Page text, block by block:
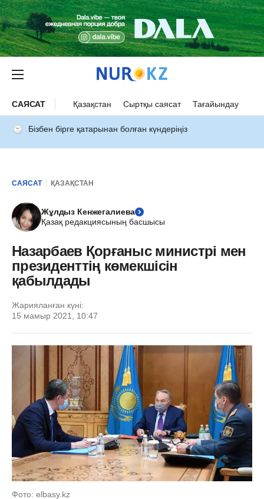
САЯСАТ Қазақстан Сыртқы саясат Тағайындау
Бізбен бірге қатарынан болған күндеріңіз
САЯСАТ ҚАЗАҚСТАН
Жұлдыз Кенжегалиева
Қазақ редакциясының басшысы
Назарбаев Қорғаныс министрі мен
президенттің көмекшісін
қабылдады
Жарияланған күні:
15 мамыр 2021, 10:47
Фото: elbasy.kz